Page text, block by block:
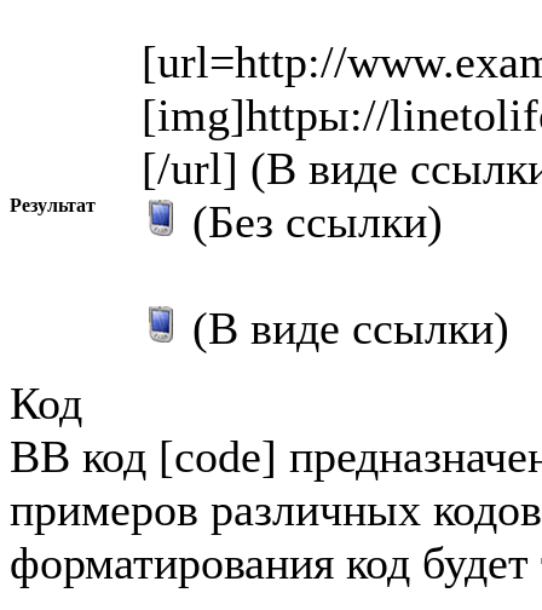
[url=http://
[img]httpы://
[/url] (В виде
Результат (Без ссылки)
(В виде ссылки)
Код
BB код [code]
примеров различных
форматирования код